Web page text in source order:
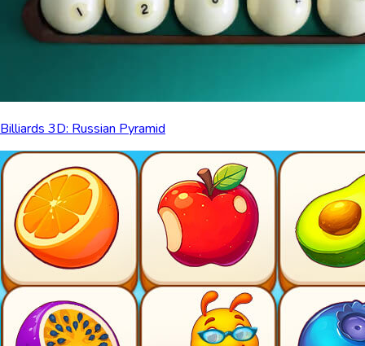
Billiards 3D: Russian Pyramid